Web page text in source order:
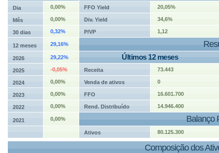
Dia 0,00% FFO Yield 20,05%
Mês 0,00% Div. Yield 34,6%
30 dias 0,32% P/VP 1,12
12 meses 29,16%
2026 29,22% Últimos 12 meses
2025 -0,05% Receita 73.443
2024 0,00% Venda de ativos 0
2023 0,00% FFO 16.601.700
2022 0,00% Rend. Distribuído 14.946.400
2021 0,00% Balanço
Ativos 80.125.300
Composição dos